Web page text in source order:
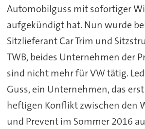
Automobilguss mit sofortiger
aufgekündigt hat. Nun wurde
Sitzlieferant Car Trim und
TWB, beides Unternehmen der
sind nicht mehr für VW tätig.
Guss, ein Unternehmen, das
heftigen Konflikt zwischen den
und Prevent im Sommer 2016